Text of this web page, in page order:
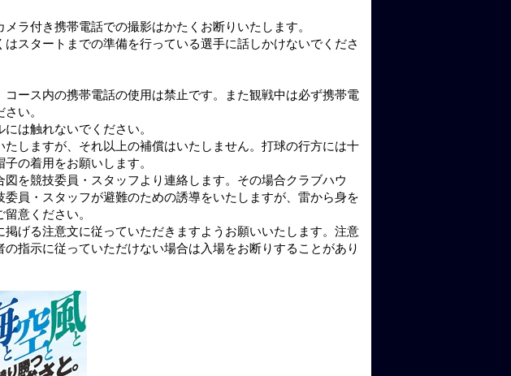
ラ付き携帯電話での撮影はかたくお断りいたします。
スタートまでの準備を行っている選手に話しかけないでくださ
ース内の携帯電話の使用は禁止です。また観戦中は必ず携帯電
い。
は触れないでください。
しますが、それ以上の補償はいたしません。打球の行方には十
の着用をお願いします。
を競技委員・スタッフより連絡します。その場合クラブハウ
員・スタッフが避難のための誘導をいたしますが、雷から身を
意ください。
げる注意文に従っていただきますようお願いいたします。注意
指示に従っていただけない場合は入場をお断りすることがあり